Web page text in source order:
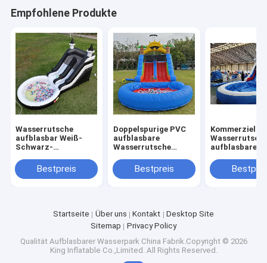
Über uns
Empfohlene Produkte
Wasserrutsche
aufblasbar Weiß-
Schwarz-
Kinderrutsche mit
größerem Wasser-
Bestpreis
Doppelspurige PVC
aufblasbare
Wasserrutsche
Pool Hindernis
Klettern aufblasbare
Bestpreis
Kommerzielle
aufblasbare
Nasse
aufblasbare
Startseite Über uns Kontakt
Desktop Site
Sitemap
Privacy Policy
Qualität Aufblasbarer WasserparkChina Fabrik.Copyright © 2026
King Inflatable Co.,Limited. All Rights Reserved.